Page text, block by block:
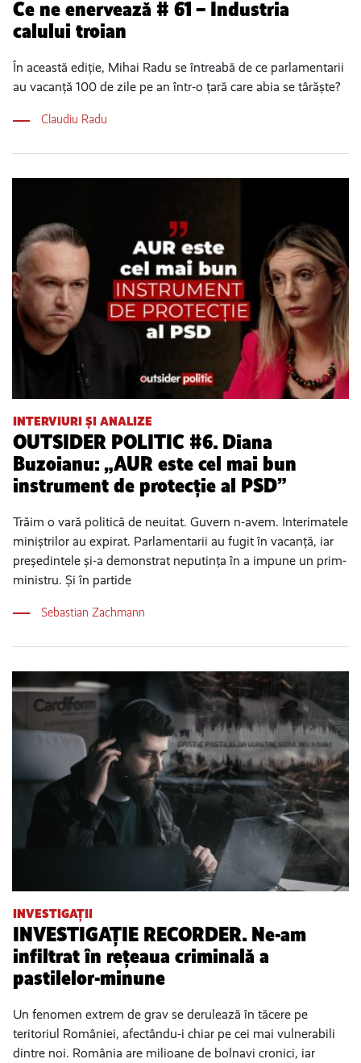
Ce ne enervează # 61 – Industria
calului troian
În această ediție, Mihai Radu se întreabă de ce parlamentarii
au vacanță 100 de zile pe an într-o țară care abia se târăște?
Claudiu Radu
INTERVIURI ȘI ANALIZE
OUTSIDER POLITIC #6. Diana
Buzoianu: „AUR este cel mai bun
instrument de protecție al PSD”
Trăim o vară politică de neuitat. Guvern n-avem. Interimatele
miniștrilor au expirat. Parlamentarii au fugit în vacanță, iar
președintele și-a demonstrat neputința în a impune un prim-
ministru. Și în partide
Sebastian Zachmann
INVESTIGAȚII
INVESTIGAȚIE RECORDER. Ne-am
infiltrat în rețeaua criminală a
pastilelor-minune
Un fenomen extrem de grav se derulează în tăcere pe
teritoriul României, afectându-i chiar pe cei mai vulnerabili
dintre noi. România are milioane de bolnavi cronici, iar